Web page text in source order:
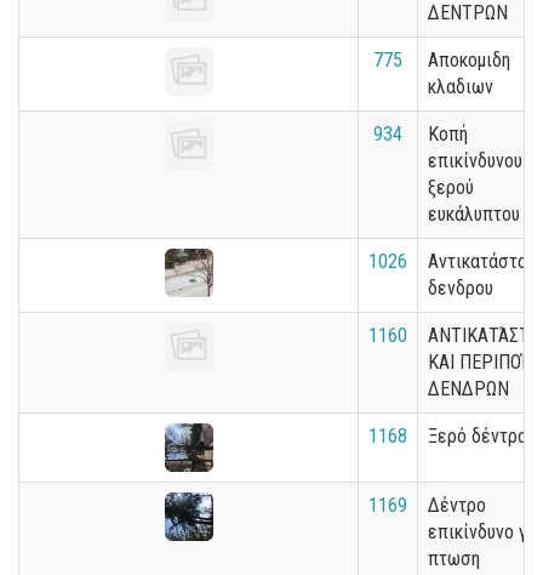
ΔΕΝΤΡΩΝ
775
Αποκομιδη
κλαδιων
934
Κοπή
επικίνδυνου
ξερού
ευκάλυπτου
1026
δενδρου
1160
ΚΑΙ
ΔΕΝΔΡΩΝ
1168 Ξερό δέντρο
1169
Δέντρο
επικίνδυνο για
πτωση